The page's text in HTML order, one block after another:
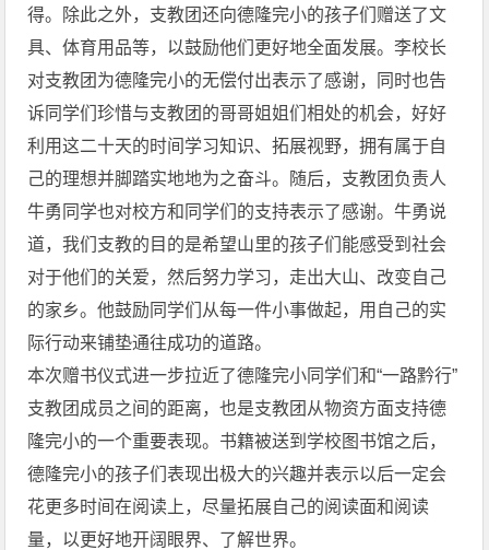
得。除此之外，支教团还向德隆完小的孩子们赠送了文
具、体育用品等，以鼓励他们更好地全面发展。李校长
对支教团为德隆完小的无偿付出表示了感谢，同时也告
诉同学们珍惜与支教团的哥哥姐姐们相处的机会，好好
利用这二十天的时间学习知识、拓展视野，拥有属于自
己的理想并脚踏实地地为之奋斗。随后，支教团负责人
牛勇同学也对校方和同学们的支持表示了感谢。牛勇说
道，我们支教的目的是希望山里的孩子们能感受到社会
对于他们的关爱，然后努力学习，走出大山、改变自己
的家乡。他鼓励同学们从每一件小事做起，用自己的实
际行动来铺垫通往成功的道路。
本次赠书仪式进一步拉近了德隆完小同学们和“一路黔行”
支教团成员之间的距离，也是支教团从物资方面支持德
隆完小的一个重要表现。书籍被送到学校图书馆之后，
德隆完小的孩子们表现出极大的兴趣并表示以后一定会
花更多时间在阅读上，尽量拓展自己的阅读面和阅读
量，以更好地开阔眼界、了解世界。